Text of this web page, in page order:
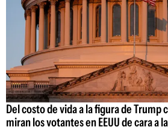
Del costo de vida a la figura de Trump
miran los votantes en EEUU de cara a